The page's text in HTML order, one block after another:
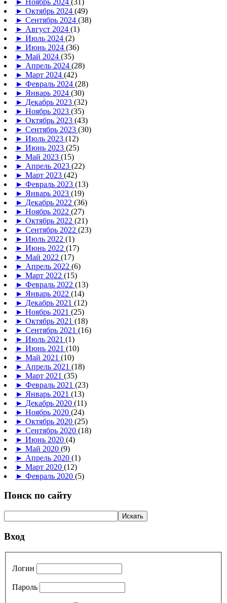
► Октябрь 2024 (49)
► Сентябрь 2024 (38)
► Август 2024 (1)
► Июль 2024 (2)
► Июнь 2024 (36)
► Май 2024 (35)
► Апрель 2024 (28)
► Март 2024 (42)
► Февраль 2024 (28)
► Январь 2024 (30)
► Декабрь 2023 (32)
► Ноябрь 2023 (35)
► Октябрь 2023 (43)
► Сентябрь 2023 (30)
► Июль 2023 (12)
► Июнь 2023 (25)
► Май 2023 (15)
► Апрель 2023 (22)
► Март 2023 (42)
► Февраль 2023 (13)
► Январь 2023 (19)
► Декабрь 2022 (36)
► Ноябрь 2022 (27)
► Октябрь 2022 (21)
► Сентябрь 2022 (23)
► Июль 2022 (1)
► Июнь 2022 (17)
► Май 2022 (17)
► Апрель 2022 (6)
► Март 2022 (15)
► Февраль 2022 (13)
► Январь 2022 (14)
► Декабрь 2021 (12)
► Ноябрь 2021 (25)
► Октябрь 2021 (18)
► Сентябрь 2021 (16)
► Июль 2021 (1)
► Июнь 2021 (10)
► Май 2021 (10)
► Апрель 2021 (18)
► Март 2021 (35)
► Февраль 2021 (23)
► Январь 2021 (13)
► Декабрь 2020 (11)
► Ноябрь 2020 (24)
► Октябрь 2020 (25)
► Сентябрь 2020 (18)
► Июнь 2020 (4)
► Май 2020 (9)
► Апрель 2020 (1)
► Март 2020 (12)
► Февраль 2020 (5)
Поиск по сайту
Вход
Логин
Пароль